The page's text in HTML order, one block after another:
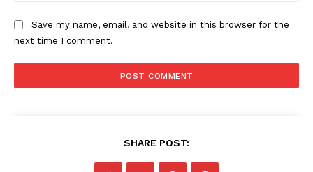
SUBSCRIBE NOW
Save my name, email, and website in this browser for the
next time I comment.
SHARE POST: